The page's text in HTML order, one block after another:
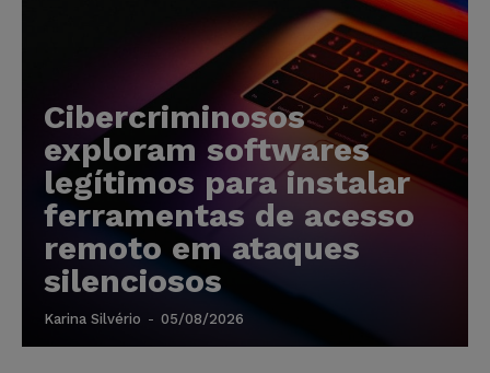
Cibercriminosos
exploram softwares
legítimos para instalar
ferramentas de acesso
remoto em ataques
silenciosos
Karina Silvério - 05/08/2026